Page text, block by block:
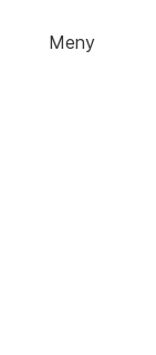
Meny